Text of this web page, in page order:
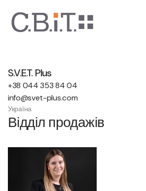
S.V.E.T. Plus
+38 044 353 84 04
info@svet-plus.com
Україна
Відділ продажів